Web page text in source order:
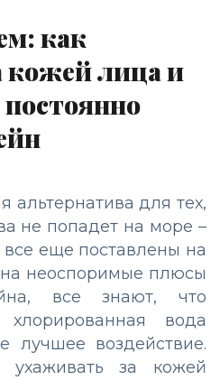
как
кожей лица и
альтернатива для тех,
не попадет на море –
еще поставлены на
неоспоримые плюсы
все знают, что
вода
лучшее воздействие.
ухаживать за кожей